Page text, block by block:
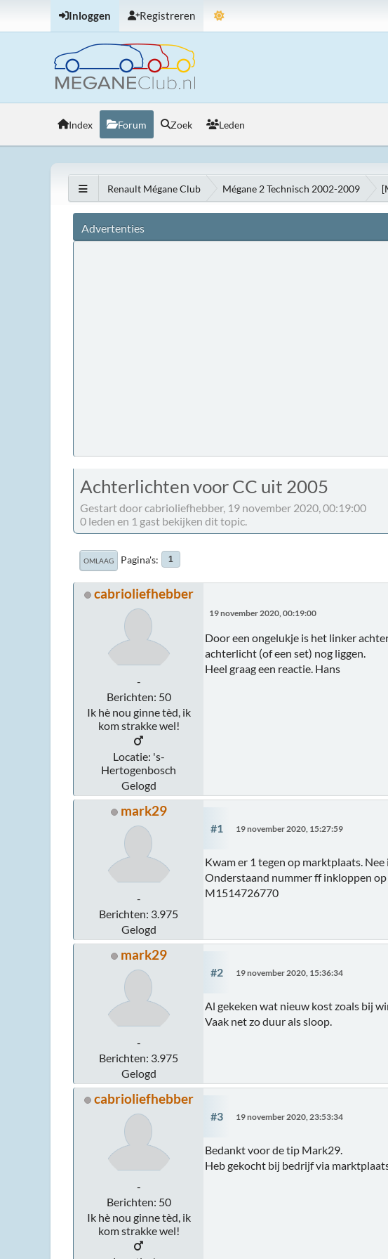
Inloggen Registreren
Index Forum Zoek Leden
Renault Mégane Club Mégane 2 Technisch 2002-2009
Advertenties
Achterlichten voor CC uit 2005
Gestart door cabrioliefhebber, 19 november 2020, 00:19:00
0 leden en 1 gast bekijken dit topic.
OMLAAG Pagina's 1
cabrioliefhebber
-
Berichten: 50
Ik hè nou ginne tèd, ik
kom strakke wel!
Locatie: 's-
Hertogenbosch
Gelogd
19 november 2020, 00:19:00
Door een ongelukje is het linker
achterlicht (of een set) nog liggen.
Heel graag een reactie. Hans
mark29
-
Berichten: 3.975
Gelogd
#1 19 november 2020, 15:27:59
Kwam er 1 tegen op marktplaats. Nee
Onderstaand nummer ff inkloppen
M1514726770
mark29
-
Berichten: 3.975
Gelogd
#2 19 november 2020, 15:36:34
Al gekeken wat nieuw kost zoals bij
Vaak net zo duur als sloop.
cabrioliefhebber
-
Berichten: 50
Ik hè nou ginne tèd, ik
kom strakke wel!
#3 19 november 2020, 23:53:34
Bedankt voor de tip Mark29.
Heb gekocht bij bedrijf via